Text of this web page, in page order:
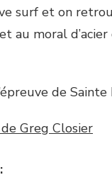
surf et on
au moral
de Sainte
Greg Closier